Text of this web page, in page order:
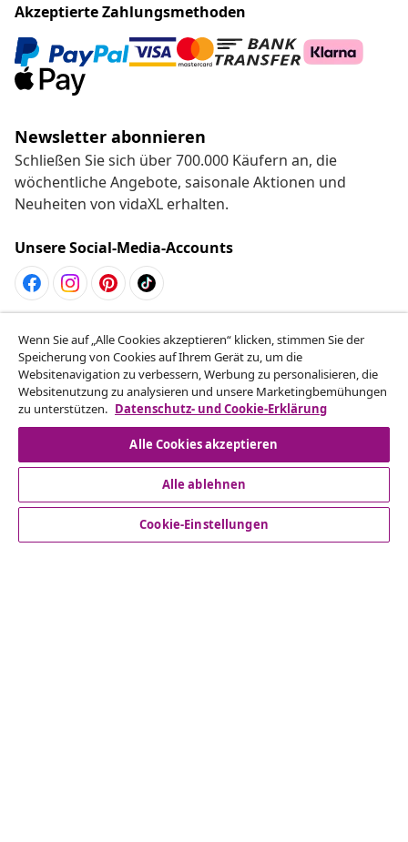
Akzeptierte Zahlungsmethoden
Newsletter abonnieren
Schließen Sie sich über 700.000 Käufern an, die
wöchentliche Angebote, saisonale Aktionen und
Neuheiten von vidaXL erhalten.
Unsere Social-Media-Accounts
Vom Vertrag zurücktreten
Reiche einen Widerrufsantrag für deine Bestellung
ein.
Vom Vertrag zurücktreten
Kundenservice
Wenn Sie auf „Alle Cookies akzeptieren“ klicken, stimmen Sie der
Speicherung von Cookies auf Ihrem Gerät zu, um die
Websitenavigation zu verbessern, Werbung zu personalisieren, die
Websitenutzung zu analysieren und unsere Marketingbemühungen
zu unterstützen. Datenschutz- und Cookie-Erklärung
Alle Cookies akzeptieren
Alle ablehnen
Cookie-Einstellungen